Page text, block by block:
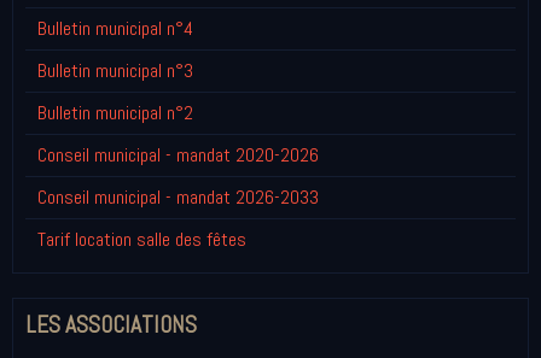
Bulletin municipal n°4
Bulletin municipal n°3
Bulletin municipal n°2
Conseil municipal - mandat 2020-2026
Conseil municipal - mandat 2026-2033
Tarif location salle des fêtes
LES ASSOCIATIONS